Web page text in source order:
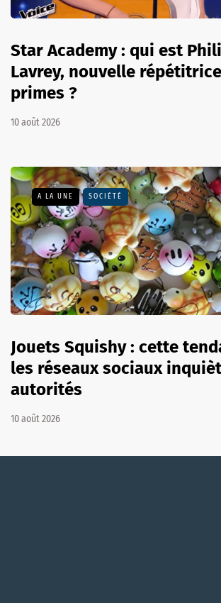
Star Academy : qui est
Lavrey, nouvelle
primes ?
10 août 2026
A LA UNE SOCIÉTÉ
Jouets Squishy : cette
les réseaux sociaux
autorités
10 août 2026